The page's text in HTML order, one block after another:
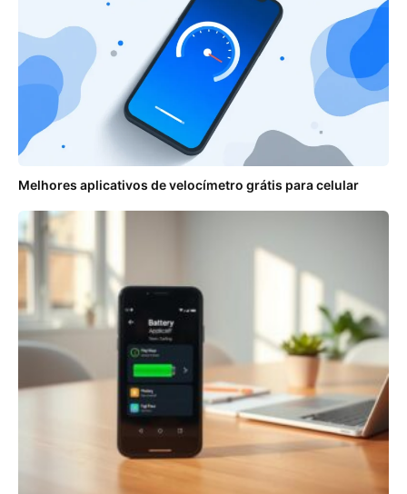
Melhores aplicativos de velocímetro grátis para celular